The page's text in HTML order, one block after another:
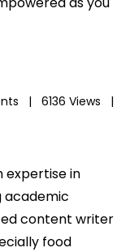
|
6136 Views |
expertise in
academic
content writer
food